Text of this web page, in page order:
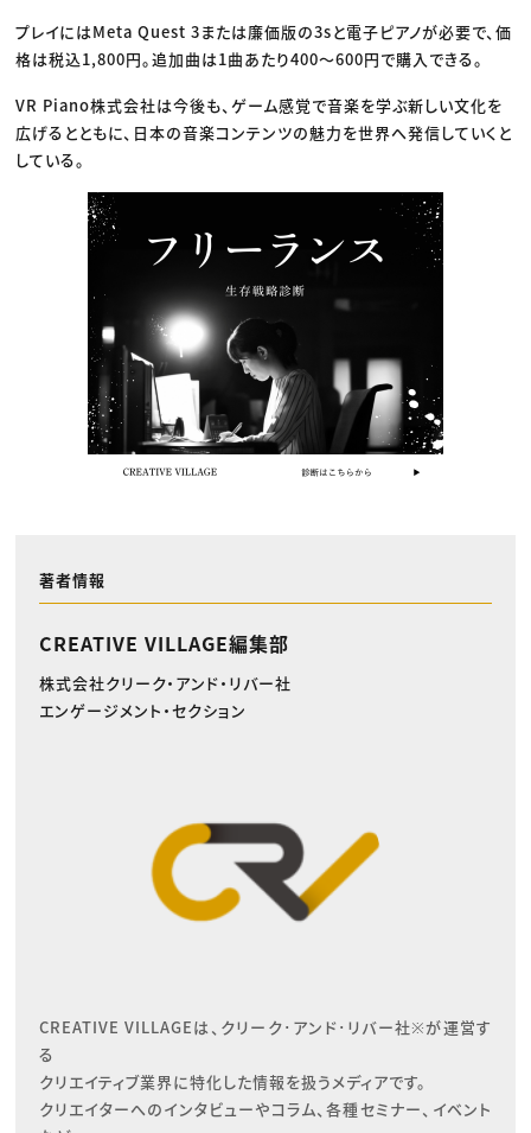
プレイにはMeta Quest 3または廉価版の3sと電子ピアノが必要で、価
格は税込1,800円。追加曲は1曲あたり400〜600円で購入できる。
VR Piano株式会社は今後も、ゲーム感覚で音楽を学ぶ新しい文化を
広げるとともに、日本の音楽コンテンツの魅力を世界へ発信していくと
している。
著者情報
CREATIVE VILLAGE編集部
株式会社クリーク・アンド・リバー社
エンゲージメント・セクション
CREATIVE VILLAGEは、クリーク･アンド･リバー社※が運営す
る
クリエイティブ業界に特化した情報を扱うメディアです。
クリエイターへのインタビューやコラム、各種セミナー、イベント